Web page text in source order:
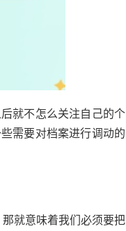
就不怎么关注自己的个
需要对档案进行调动的
就意味着我们必须要把